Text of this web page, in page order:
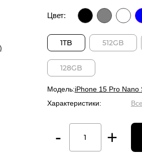
Цвет:
1TB 512GB
128GB
Модель:iPhone 15 Pro Nano
Характеристики:
- +